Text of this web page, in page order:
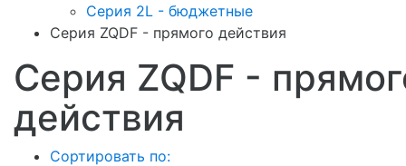
Серия 2L - бюджетные
Серия ZQDF - прямого действия
Серия ZQDF -
действия
Сортировать по: